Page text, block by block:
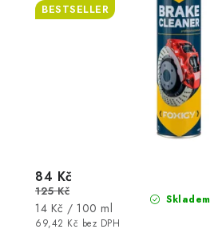
BESTSELLER
Skladem
69,42 Kč bez DPH
84 Kč
125 Kč
Měrná
cena:
14 Kč / 100 ml